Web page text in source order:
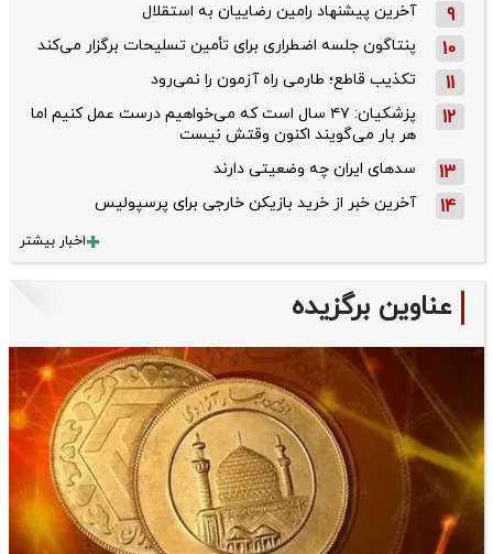
9 آخرین پیشنهاد رامین رضاییان به استقلال
10 پنتاگون جلسه اضطراری برای تأمین تسلیحات برگزار می‌کند
11 تکذیب قاطع؛‌ طارمی راه آزمون را نمی‌رود
12
پزشکیان: ۴۷ سال است که می‌خواهیم درست عمل کنیم اما
هر بار می‌گویند اکنون وقتش نیست
13 سدهای ایران چه وضعیتی دارند
14 آخرین خبر از خرید بازیکن خارجی برای پرسپولیس
اخبار بیشتر
عناوین برگزیده